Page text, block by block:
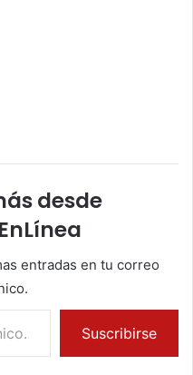
desde
entradas en tu correo
Suscribirse